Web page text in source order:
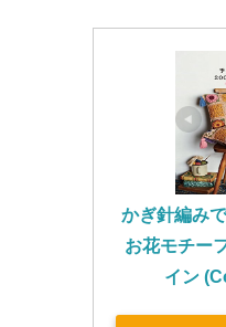
かぎ針編み
お花モチー
イン